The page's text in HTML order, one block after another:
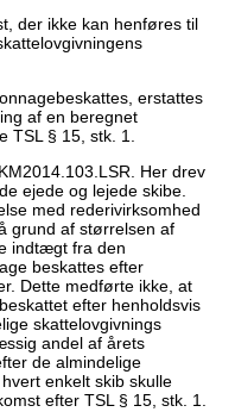
der ikke kan henføres til
erstattes
af en beregnet
TSL § 15, stk. 1.
Her drev
ejede og lejede skibe.
med rederivirksomhed
grund af størrelsen af
indtægt fra den
beskattes efter
Dette medførte ikke, at
efter henholdsvis
skattelovgivnings
andel af årets
de almindelige
enkelt skib skulle
efter TSL § 15, stk. 1.